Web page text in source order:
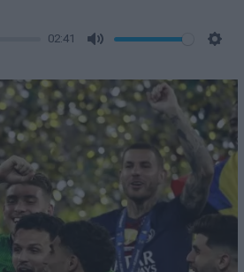
02:41